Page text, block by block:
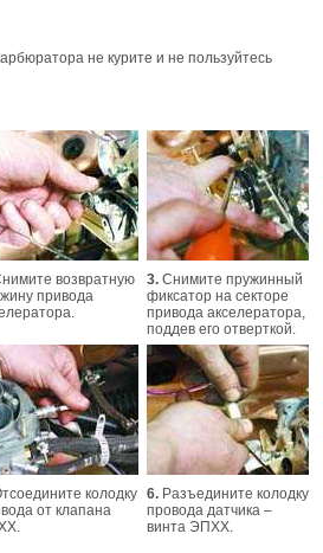
не курите и не пользуйтесь
возвратную
привода
3. Снимите пружинный
фиксатор на секторе
привода акселератора,
поддев его отверткой.
колодку
от клапана
6. Разъедините колодку
провода датчика –
винта ЭПХХ.